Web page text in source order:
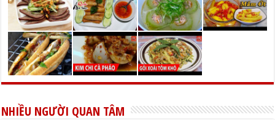
NHIỀU NGƯỜI QUAN TÂM